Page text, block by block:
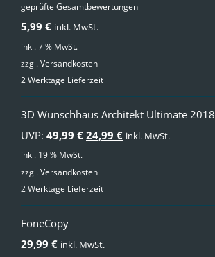
Bewertet
von 5
geprüfte Gesamtbewertungen
5,99 € inkl. MwSt.
inkl. 7 % MwSt.
zzgl.Versandkosten
2 Werktage Lieferzeit
3D Wunschhaus Architekt Ultimate 2018
UVP: 49,99€ Ursprünglicher
war:
24,99 €Aktueller
inkl. MwSt.
inkl. 19 % MwSt.
zzgl.Versandkosten
2 Werktage Lieferzeit
FoneCopy
29,99 € inkl. MwSt.